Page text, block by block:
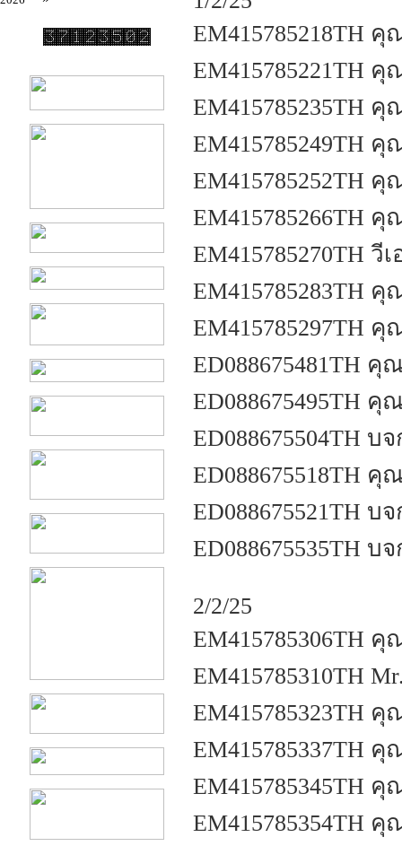
EM415785218TH
EM415785221TH
EM415785235TH
EM415785249TH
EM415785252TH
EM415785266TH
EM415785270TH วี
EM415785283TH
EM415785297TH
ED088675481TH
ED088675495TH
ED088675504TH
ED088675518TH
ED088675521TH
ED088675535TH
2/2/25
EM415785306TH
EM415785310TH
EM415785323TH
EM415785337TH
EM415785345TH
EM415785354TH